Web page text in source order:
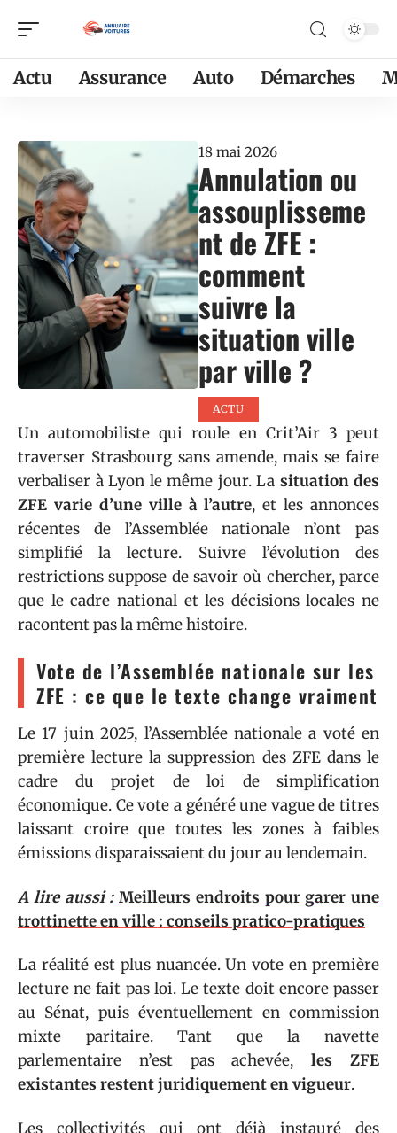
Actu Assurance Auto Démarches
18 mai 2026
Annulation ou
assouplisseme
nt de ZFE :
comment
suivre la
situation ville
par ville ?
ACTU
Un automobiliste qui roule en Crit’Air 3 peut
traverser Strasbourg sans amende, mais se faire
verbaliser à Lyon le même jour. La situation des
ZFE varie d’une ville à l’autre, et les annonces
récentes de l’Assemblée nationale n’ont pas
simplifié la lecture. Suivre l’évolution des
restrictions suppose de savoir où chercher, parce
que le cadre national et les décisions locales ne
racontent pas la même histoire.
Vote de l’Assemblée nationale sur les
ZFE : ce que le texte change vraiment
Le 17 juin 2025, l’Assemblée nationale a voté en
première lecture la suppression des ZFE dans le
cadre du projet de loi de simplification
économique. Ce vote a généré une vague de titres
laissant croire que toutes les zones à faibles
émissions disparaissaient du jour au lendemain.
A lire aussi : Meilleurs endroits pour garer une
trottinette en ville : conseils pratico-pratiques
La réalité est plus nuancée. Un vote en première
lecture ne fait pas loi. Le texte doit encore passer
au Sénat, puis éventuellement en commission
mixte paritaire. Tant que la navette
parlementaire n’est pas achevée,les ZFE
existantes restent juridiquement en vigueur.
Les collectivités qui ont déjà instauré des